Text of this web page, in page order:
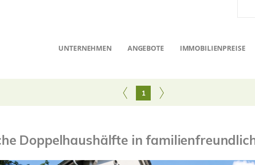
UNTERNEHMEN ANGEBOTE IMMOBILIENPREISE
1
Doppelhaushälfte in